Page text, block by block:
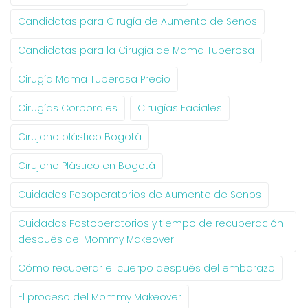
Candidatas para Cirugía de Aumento de Senos
Candidatas para la Cirugía de Mama Tuberosa
Cirugía Mama Tuberosa Precio
Cirugías Corporales Cirugías Faciales
Cirujano plástico Bogotá
Cirujano Plástico en Bogotá
Cuidados Posoperatorios de Aumento de Senos
Cuidados Postoperatorios y tiempo de recuperación
después del Mommy Makeover
Cómo recuperar el cuerpo después del embarazo
El proceso del Mommy Makeover